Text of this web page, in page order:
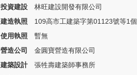
投資建設
林旺建設開發有限公司
建造執照
109高市工建築字第01123號等1個
使用執照
暫無
營造公司
金圓寶營造有限公司
建築設計
張牲壽建築師事務所